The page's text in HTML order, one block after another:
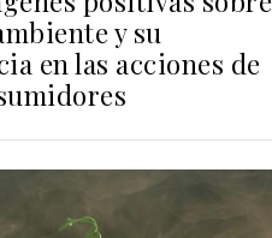
y su
en las acciones de